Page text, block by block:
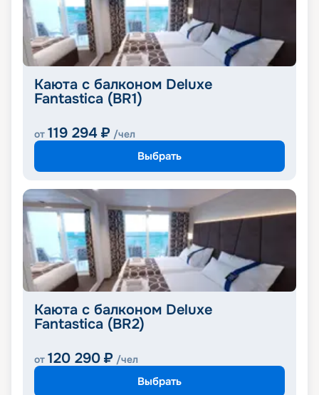
Каюта с балконом Deluxe
Fantastica (BR1)
от 119 294 ₽ /чел
Выбрать
Каюта с балконом Deluxe
Fantastica (BR2)
от 120 290 ₽ /чел
Выбрать